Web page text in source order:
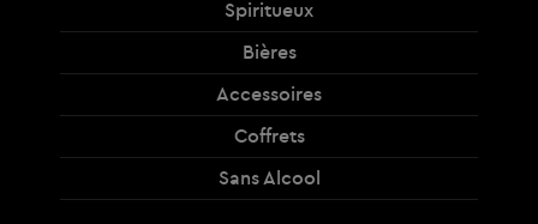
Spiritueux
Bières
Accessoires
Coffrets
Sans Alcool